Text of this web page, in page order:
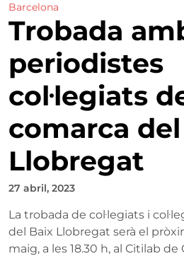
Barcelona
Trobada
periodistes
col·legiats
comarca
Llobregat
27 abril, 2023
La trobada de col·legiats i
del Baix Llobregat serà el
maig, a les 18.30 h, al Citilab